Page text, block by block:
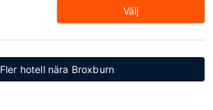
Välj
Fler hotell nära Broxburn